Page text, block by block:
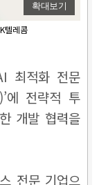
확대보기
텔레콤
최적화 전문
에 전략적 투
개발 협력을
전문 기업으